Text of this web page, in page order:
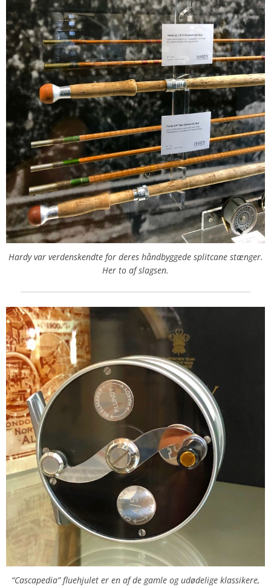
Hardy var verdenskendte for deres håndbyggede splitcane stænger.
Her to af slagsen.
“Cascapedia” fluehjulet er en af de gamle og udødelige klassikere,